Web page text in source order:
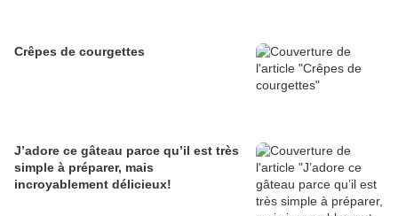
Crêpes de courgettes
J’adore ce gâteau parce qu’il est très
simple à préparer, mais
incroyablement délicieux!